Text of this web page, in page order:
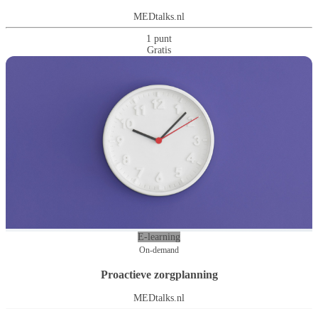
MEDtalks.nl
1 punt
Gratis
E-learning
On-demand
Proactieve zorgplanning
MEDtalks.nl